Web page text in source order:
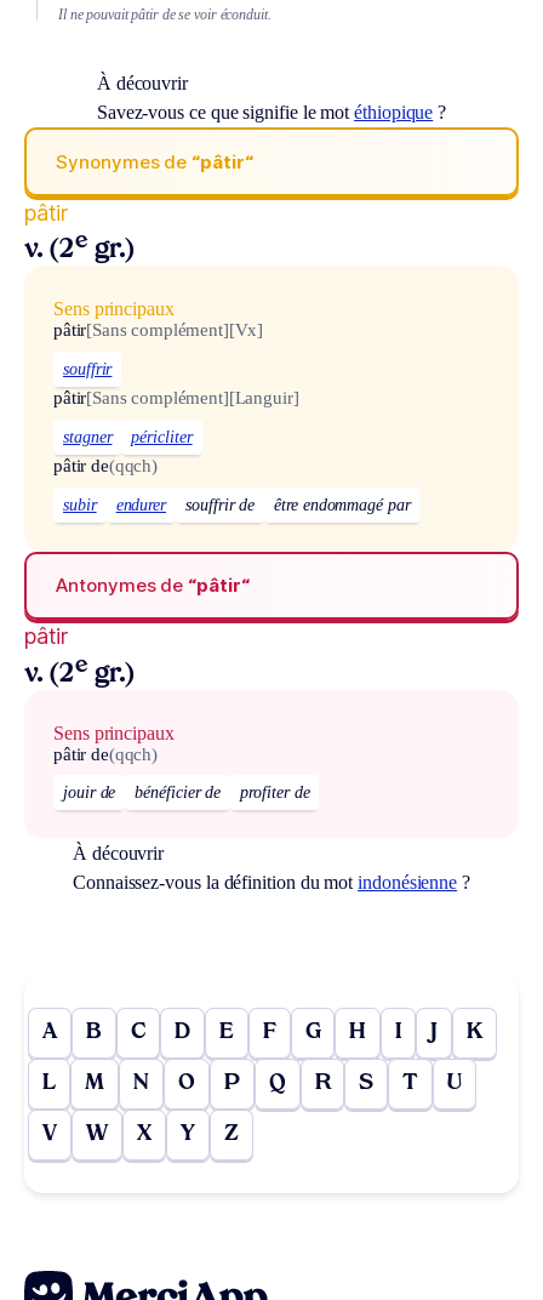
Il ne pouvait pâtir de se voir éconduit.
À découvrir
Savez-vous ce que signifie le motéthiopique ?
Synonymes de “pâtir“
pâtir
v. (2e gr.)
Sens principaux
pâtir[Sans complément][Vx]
souffrir
pâtir[Sans complément][Languir]
stagner péricliter
pâtir de(qqch)
subir endurer souffrir de être endommagé par
Antonymes de “pâtir“
pâtir
v. (2e gr.)
Sens principaux
pâtir de(qqch)
jouir de bénéficier de profiter de
À découvrir
Connaissez-vous la définition du motindonésienne ?
A B C D E F G H I J K
L M N O P Q R S T U
V W X Y Z